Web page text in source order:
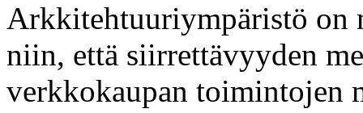
Arkkitehtuuriympäristö on
niin, että siirrettävyyden
verkkokaupan toimintojen